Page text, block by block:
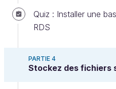
Quiz : Installer une
RDS
PARTIE 4
Stockez des fichiers